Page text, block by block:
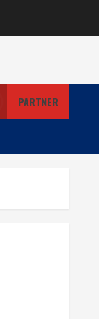
PARTNER